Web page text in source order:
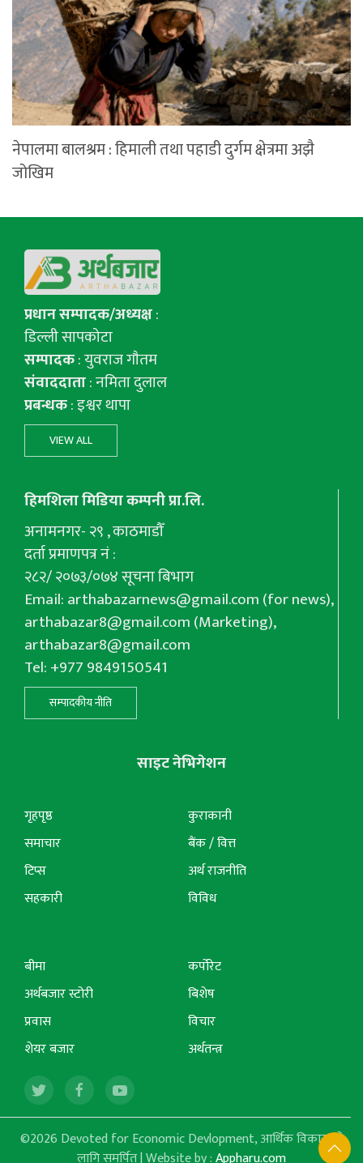
नेपालमा बालश्रम : हिमाली तथा पहाडी दुर्गम क्षेत्रमा अझै
जोखिम
प्रधान सम्पादक/अध्यक्ष:
डिल्ली सापकोटा
सम्पादक: युवराज गाैतम
संवाददाता: नमिता दुलाल
प्रबन्धक: इश्वर थापा
VIEW ALL
हिमशिला मिडिया कम्पनी प्रा.लि.
अनामनगर- २९ , काठमाडौँ
दर्ता प्रमाणपत्र नं :
२८२/ २०७३/०७४ सूचना बिभाग
Email:arthabazarnews@gmail.com(for news),
arthabazar8@gmail.com(Marketing),
arthabazar8@gmail.com
Tel: +977 9849150541
सम्पादकीय नीति
साइट नेभिगेशन
गृहपृष्ठ
समाचार
टिप्स
सहकारी
कुराकानी
बैंक / वित्त
अर्थ राजनीति
विविध
बीमा
अर्थबजार स्टोरी
प्रवास
शेयर बजार
कर्पोरेट
बिशेष
विचार
अर्थतन्त्र
©2026 Devoted for Economic Devlopment, आर्थिक विकासको
लागि समर्पित | Website by :Appharu.com